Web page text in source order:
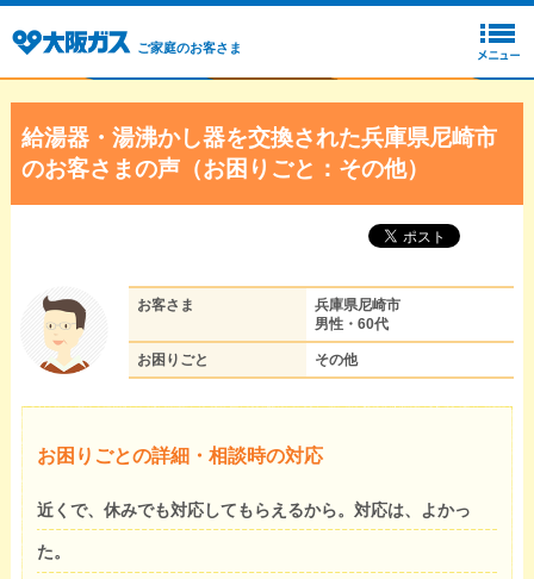
ご家庭のお客さま
給湯器・湯沸かし器を交換された兵庫県尼崎市
のお客さまの声（お困りごと：その他）
お客さま
兵庫県尼崎市
男性・60代
お困りごと その他
お困りごとの詳細・相談時の対応
近くで、休みでも対応してもらえるから。対応は、よかっ
た。